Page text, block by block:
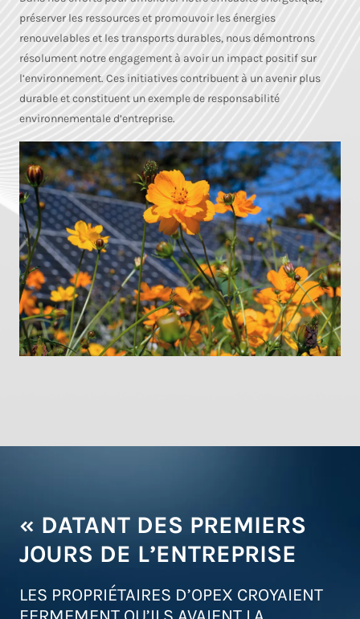
préserver les ressources et promouvoir les énergies
renouvelables et les transports durables, nous démontrons
résolument notre engagement à avoir un impact positif sur
l’environnement. Ces initiatives contribuent à un avenir plus
durable et constituent un exemple de responsabilité
environnementale d’entreprise.
« DATANT DES PREMIERS
JOURS DE L’ENTREPRISE
LES PROPRIÉTAIRES D’OPEX CROYAIENT